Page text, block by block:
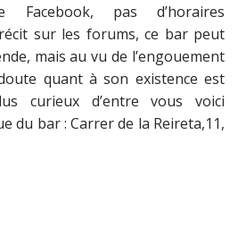
Facebook, pas d’horaires
sur les forums, ce bar peut
mais au vu de l’engouement
quant à son existence est
curieux d’entre vous voici
du bar : Carrer de la Reireta,11,